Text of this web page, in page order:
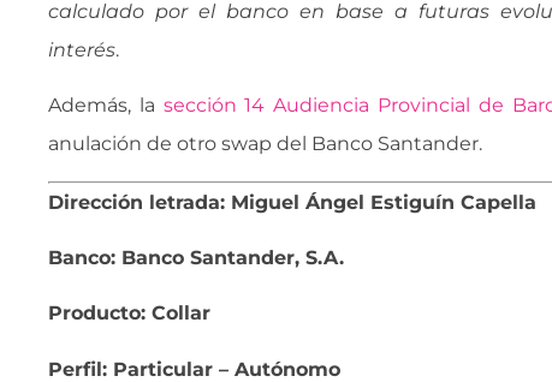
calculado por el banco en base a futuras
interés.
Además, la sección 14 Audiencia Provincial de
anulación de otro swap del Banco Santander.
Dirección letrada: Miguel Ángel Estiguín Capella
Banco: Banco Santander, S.A.
Producto: Collar
Perfil: Particular – Autónomo